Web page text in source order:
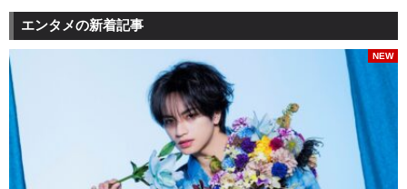
エンタメの新着記事
NEW